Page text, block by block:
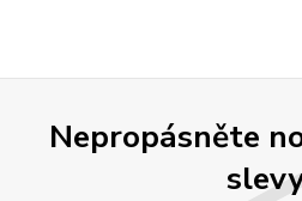
Nepropásněte